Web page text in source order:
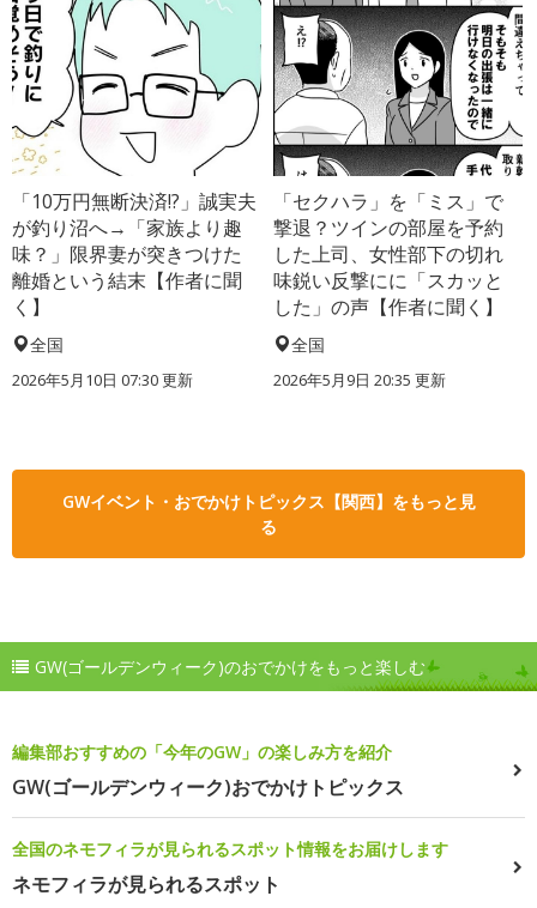
「10万円無断決済!?」誠実夫
が釣り沼へ→「家族より趣
味？」限界妻が突きつけた
離婚という結末【作者に聞
く】
全国
2026年5月10日 07:30 更新
「セクハラ」を「ミス」で
撃退？ツインの部屋を予約
した上司、女性部下の切れ
味鋭い反撃にに「スカッと
した」の声【作者に聞く】
全国
2026年5月9日 20:35 更新
GWイベント・おでかけトピックス【関西】をもっと見
る
GW(ゴールデンウィーク)のおでかけをもっと楽しむ
編集部おすすめの「今年のGW」の楽しみ方を紹介
GW(ゴールデンウィーク)おでかけトピックス
全国のネモフィラが見られるスポット情報をお届けします
ネモフィラが見られるスポット